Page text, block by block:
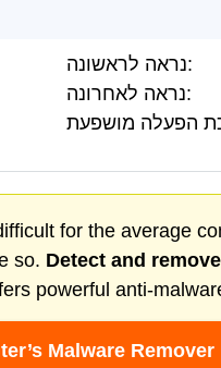
נראה לראשונה:
נראה לאחרונה:
for the average
so. Detect and remove
powerful anti-
Malware Remover